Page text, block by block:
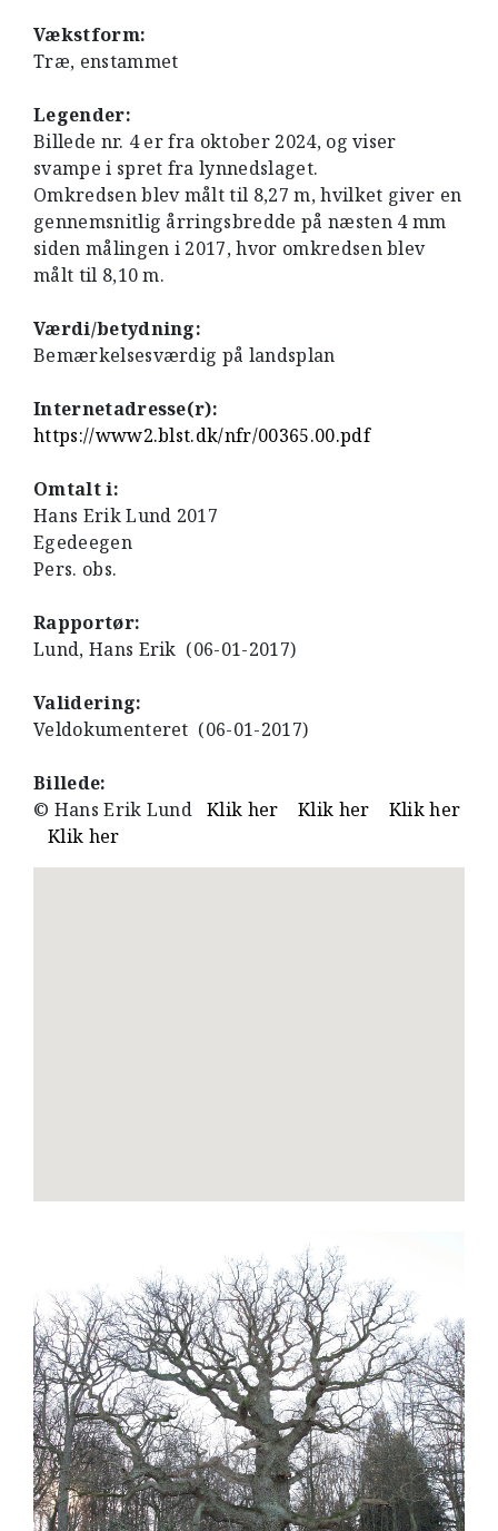
Vækstform:
Træ, enstammet
Legender:
Billede nr. 4 er fra oktober 2024, og viser
svampe i spret fra lynnedslaget.
Omkredsen blev målt til 8,27 m, hvilket giver en
gennemsnitlig årringsbredde på næsten 4 mm
siden målingen i 2017, hvor omkredsen blev
målt til 8,10 m.
Værdi/betydning:
Bemærkelsesværdig på landsplan
Internetadresse(r):
https://www2.blst.dk/nfr/00365.00.pdf
Omtalt i:
Hans Erik Lund 2017
Egedeegen
Pers. obs.
Rapportør:
Lund, Hans Erik (06-01-2017)
Validering:
Veldokumenteret (06-01-2017)
Billede:
© Hans Erik LundKlik her Klik her
Klik her
Klik her